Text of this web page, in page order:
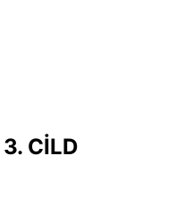
CİLD